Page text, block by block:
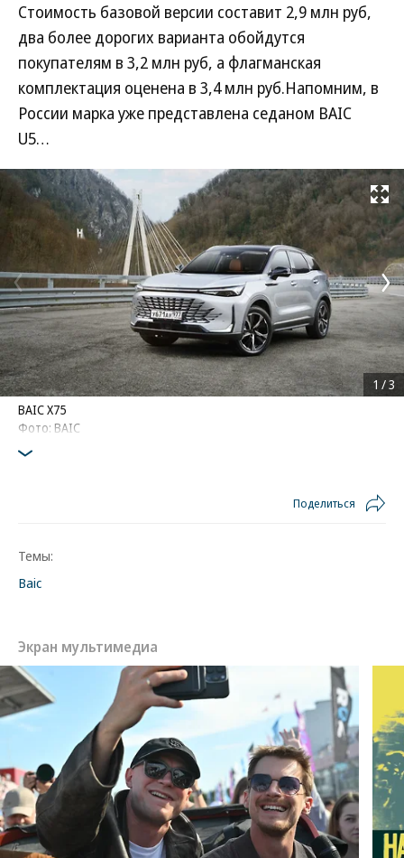
Стоимость базовой версии составит 2,9 млн руб,
два более дорогих варианта обойдутся
покупателям в 3,2 млн руб, а флагманская
комплектация оценена в 3,4 млн руб.Напомним, в
России марка уже представлена седаном BAIC
U5…
Развернуть
BAIC X75
Фото: BAIC
1 /3
Поделиться
Темы:
Baic
Экран мультимедиа